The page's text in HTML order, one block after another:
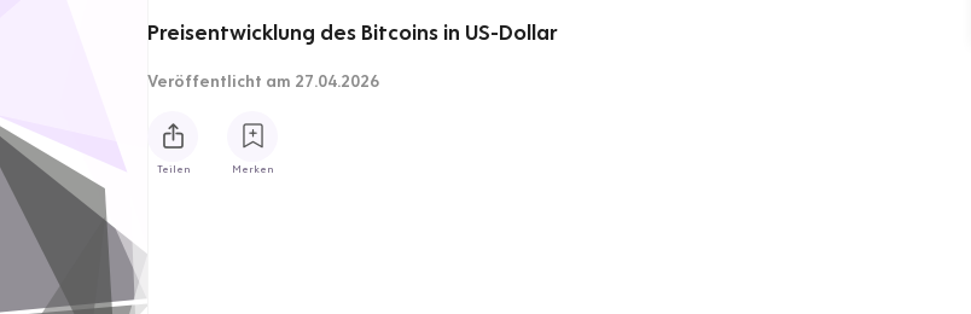
Preisentwicklung des Bitcoins in US-Dollar
Veröffentlicht am 27.04.2026
Teilen Merken